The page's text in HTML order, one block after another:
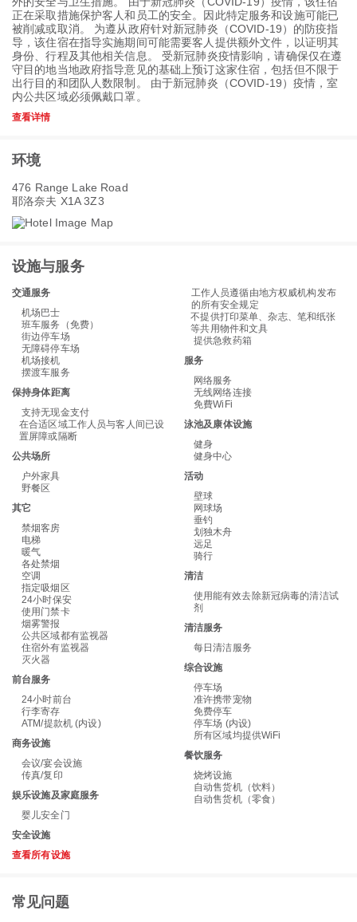
正在采取措施保护客人和员工的安全。因此特定服务和设施可能已
被削减或取消。 为遵从政府针对新冠肺炎（COVID-19）的防疫指
导，该住宿在指导实施期间可能需要客人提供额外文件，以证明其
身份、行程及其他相关信息。 受新冠肺炎疫情影响，请确保仅在遵
守目的地当地政府指导意见的基础上预订这家住宿，包括但不限于
出行目的和团队人数限制。 由于新冠肺炎（COVID-19）疫情，室
内公共区域必须佩戴口罩。
查看详情
环境
476 Range Lake Road
耶洛奈夫 X1A 3Z3
设施与服务
交通服务
机场巴士
班车服务（免费）
街边停车场
无障碍停车场
机场接机
摆渡车服务
保持身体距离
支持无现金支付
在合适区域工作人员与客人间已设
置屏障或隔断
公共场所
户外家具
野餐区
其它
禁烟客房
电梯
暖气
各处禁烟
空调
指定吸烟区
24小时保安
使用门禁卡
烟雾警报
公共区域都有监视器
住宿外有监视器
灭火器
前台服务
24小时前台
行李寄存
ATM/提款机 (内设)
商务设施
会议/宴会设施
传真/复印
娱乐设施及家庭服务
婴儿安全门
安全设施
工作人员遵循由地方权威机构发布
的所有安全规定
不提供打印菜单、杂志、笔和纸张
等共用物件和文具
提供急救药箱
服务
网络服务
无线网络连接
免費WiFi
泳池及康体设施
健身
健身中心
活动
壁球
网球场
垂钓
划独木舟
远足
骑行
清洁
使用能有效去除新冠病毒的清洁试
剂
清洁服务
每日清洁服务
综合设施
停车场
准许携带宠物
免费停车
停车场 (内设)
所有区域均提供WiFi
餐饮服务
烧烤设施
自动售货机（饮料）
自动售货机（零食）
查看所有设施
常见问题